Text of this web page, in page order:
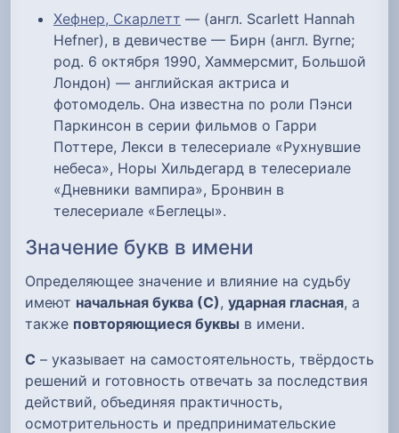
Хефнер, Скарлетт — (англ. Scarlett Hannah
Hefner), в девичестве — Бирн (англ. Byrne;
род. 6 октября 1990, Хаммерсмит, Большой
Лондон) — английская актриса и
фотомодель. Она известна по роли Пэнси
Паркинсон в серии фильмов о Гарри
Поттере, Лекси в телесериале «Рухнувшие
небеса», Норы Хильдегард в телесериале
«Дневники вампира», Бронвин в
телесериале «Беглецы».
Значение букв в имени
Определяющее значение и влияние на судьбу
имеют начальная буква (С), ударная гласная, а
также повторяющиеся буквы в имени.
С – указывает на самостоятельность, твёрдость
решений и готовность отвечать за последствия
действий, объединяя практичность,
осмотрительность и предпринимательские